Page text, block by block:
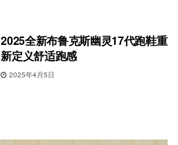
2025全新布鲁克斯幽灵17代跑鞋重
新定义舒适跑感
2025年4月5日